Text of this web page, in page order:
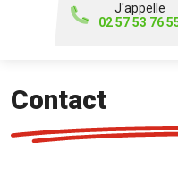
J'appelle
02 57 53 76
Contact